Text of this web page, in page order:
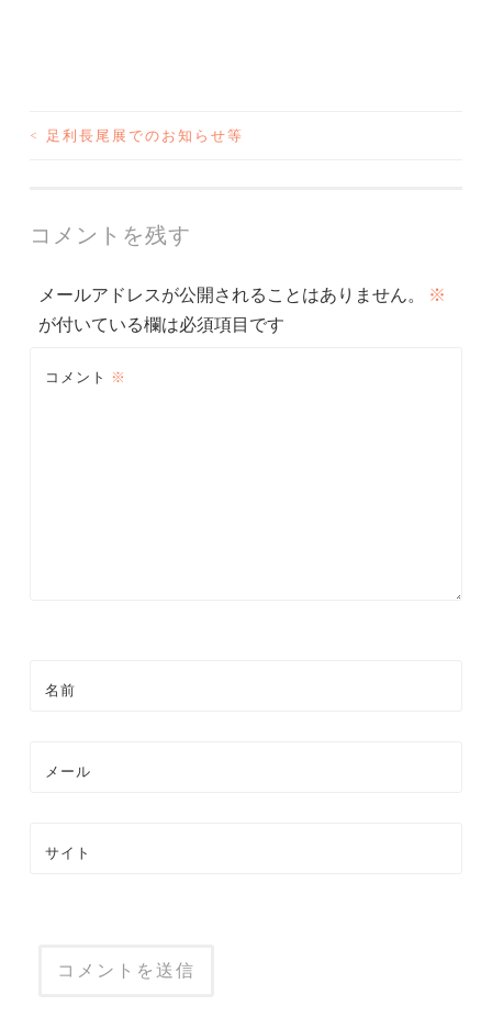
投
ナ
ビ
ゲ
ー
< 足利長尾展でのお知らせ等
コメントを残す
メールアドレスが公開されることはありません。
※
が付いている欄は必須項目です
コメント ※
名前
メール
サイト